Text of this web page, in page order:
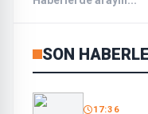
SON
17:36